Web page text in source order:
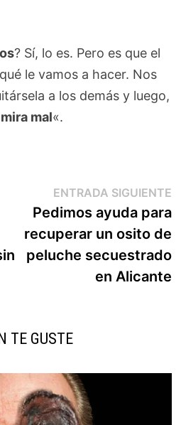
? Sí, lo es. Pero es que el
le vamos a hacer. Nos
a los demás y luego,
mal«.
ENTRADA SIGUIENTE
Pedimos ayuda para
recuperar un osito de
peluche secuestrado
en Alicante
TE GUSTE